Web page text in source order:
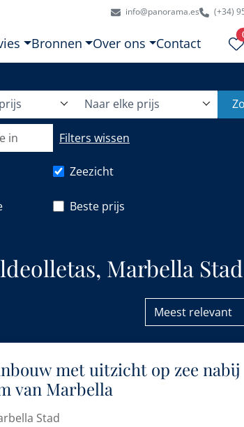
info@panorama.es (+34)
Bronnen Over ons Contact
Naar elke prijs
Filters wissen
Zeezicht
Beste prijs
Marbella
Meest relevant
met uitzicht op zee nabij
van Marbella
Stad